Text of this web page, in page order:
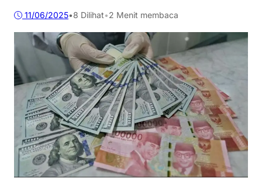
11/06/2025•8 Dilihat•2 Menit membaca